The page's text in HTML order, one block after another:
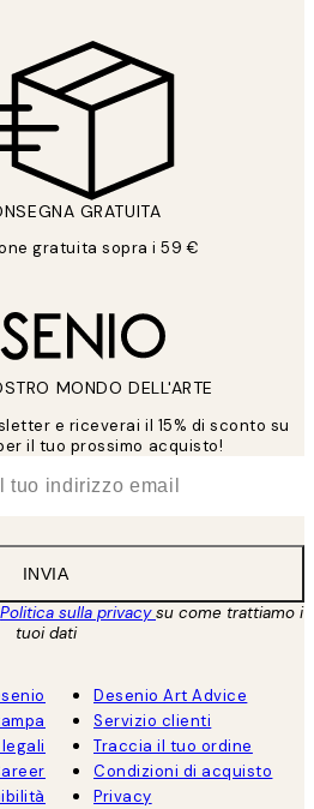
GRATUITA
gratuita sopra i 59 €
MONDO DELL'ARTE
e riceverai il 15% di sconto su
il tuo prossimo acquisto!
INVIA
Politica sulla privacysu come trattiamo i
tuoi dati
Desenio Art Advice
Servizio clienti
Traccia il tuo ordine
Condizioni di acquisto
Privacy